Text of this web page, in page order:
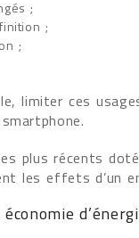
;
;
;
limiter ces
plus récents
les effets d’un